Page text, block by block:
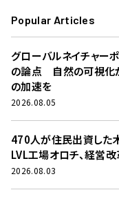
Popular Articles
グローバルネイチャー
の論点 自然の可視化
の加速を
2026.08.05
470人が住民出資した
LVL工場オロチ、経営改
2026.08.03